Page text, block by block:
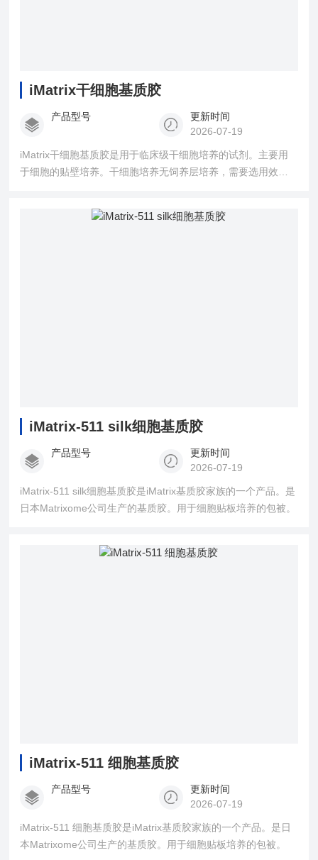
iMatrix干细胞基质胶
产品型号
更新时间
2026-07-19
iMatrix干细胞基质胶是用于临床级干细胞培养的试剂。主要用
于细胞的贴壁培养。干细胞培养无饲养层培养，需要选用效果
品。是日本Matrixome公司生产的基质胶。用于细胞贴板培养的
iMatrix-511 silk细胞基质胶
产品型号
更新时间
2026-07-19
iMatrix-511 silk细胞基质胶是iMatrix基质胶家族的一个产品。是
日本Matrixome公司生产的基质胶。用于细胞贴板培养的包被。
iMatrix-511 细胞基质胶
产品型号
更新时间
2026-07-19
iMatrix-511 细胞基质胶是iMatrix基质胶家族的一个产品。是日
本Matrixome公司生产的基质胶。用于细胞贴板培养的包被。